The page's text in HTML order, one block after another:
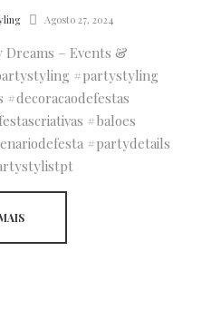
Agosto 27, 2024
Dreams – Events &
#partystyling
#decoracaodefestas
#baloes
#partydetails